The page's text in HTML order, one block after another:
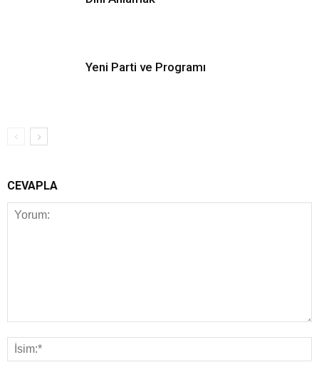
Yeni Parti ve Programı
CEVAPLA